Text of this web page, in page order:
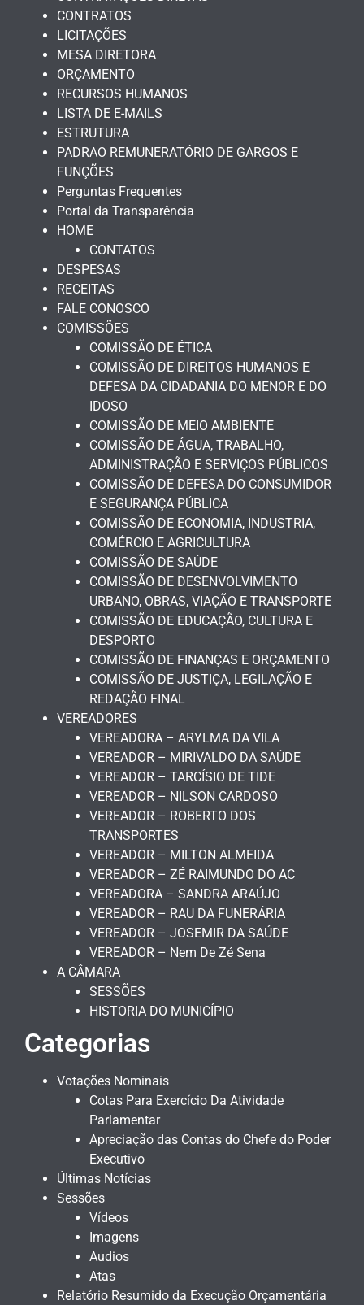
CONTRATOS
LICITAÇÕES
MESA DIRETORA
ORÇAMENTO
RECURSOS HUMANOS
LISTA DE E-MAILS
ESTRUTURA
PADRAO REMUNERATÓRIO DE GARGOS E
FUNÇÕES
Perguntas Frequentes
Portal da Transparência
HOME
CONTATOS
DESPESAS
RECEITAS
FALE CONOSCO
COMISSÕES
COMISSÃO DE ÉTICA
COMISSÃO DE DIREITOS HUMANOS E
DEFESA DA CIDADANIA DO MENOR E DO
IDOSO
COMISSÃO DE MEIO AMBIENTE
COMISSÃO DE ÁGUA, TRABALHO,
ADMINISTRAÇÃO E SERVIÇOS PÚBLICOS
COMISSÃO DE DEFESA DO CONSUMIDOR
E SEGURANÇA PÚBLICA
COMISSÃO DE ECONOMIA, INDUSTRIA,
COMÉRCIO E AGRICULTURA
COMISSÃO DE SAÚDE
COMISSÃO DE DESENVOLVIMENTO
URBANO, OBRAS, VIAÇÃO E TRANSPORTE
COMISSÃO DE EDUCAÇÃO, CULTURA E
DESPORTO
COMISSÃO DE FINANÇAS E ORÇAMENTO
COMISSÃO DE JUSTIÇA, LEGILAÇÃO E
REDAÇÃO FINAL
VEREADORES
VEREADORA – ARYLMA DA VILA
VEREADOR – MIRIVALDO DA SAÚDE
VEREADOR – TARCÍSIO DE TIDE
VEREADOR – NILSON CARDOSO
VEREADOR – ROBERTO DOS
TRANSPORTES
VEREADOR – MILTON ALMEIDA
VEREADOR – ZÉ RAIMUNDO DO AC
VEREADORA – SANDRA ARAÚJO
VEREADOR – RAU DA FUNERÁRIA
VEREADOR – JOSEMIR DA SAÚDE
VEREADOR – Nem De Zé Sena
A CÂMARA
SESSÕES
HISTORIA DO MUNICÍPIO
Categorias
Votações Nominais
Cotas Para Exercício Da Atividade
Parlamentar
Apreciação das Contas do Chefe do Poder
Executivo
Últimas Notícias
Sessões
Vídeos
Imagens
Audios
Atas
Relatório Resumido da Execução Orçamentária